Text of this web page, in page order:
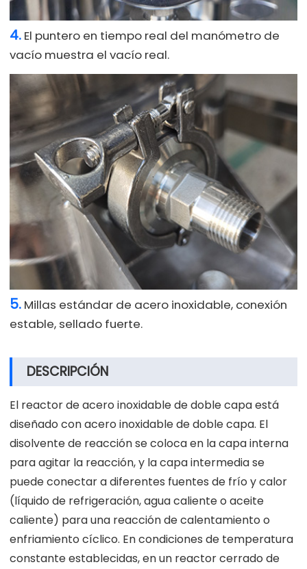
4. El puntero en tiempo real del manómetro de
vacío muestra el vacío real.
5. Millas estándar de acero inoxidable, conexión
estable, sellado fuerte.
DESCRIPCIÓN
El reactor de acero inoxidable de doble capa está
diseñado con acero inoxidable de doble capa. El
disolvente de reacción se coloca en la capa interna
para agitar la reacción, y la capa intermedia se
puede conectar a diferentes fuentes de frío y calor
(líquido de refrigeración, agua caliente o aceite
caliente) para una reacción de calentamiento o
enfriamiento cíclico. En condiciones de temperatura
constante establecidas, en un reactor cerrado de